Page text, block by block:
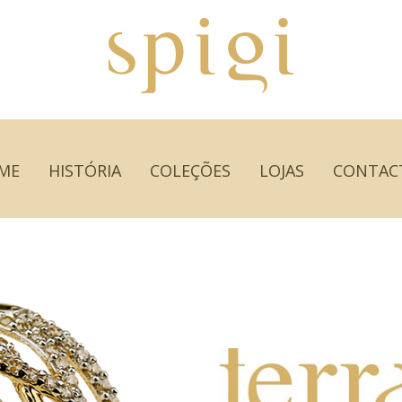
HISTÓRIA COLEÇÕES LOJAS